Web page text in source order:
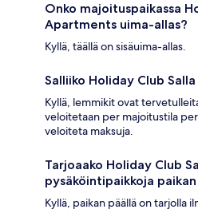
Onko majoituspaikassa
Apartments uima-allas?
Kyllä, täällä on sisäuima-allas.
Salliiko Holiday Club
Kyllä, lemmikit ovat
veloitetaan per majoitustila
veloiteta maksuja.
Tarjoaako Holiday Club
pysäköintipaikkoja
Kyllä, paikan päällä on tarjolla